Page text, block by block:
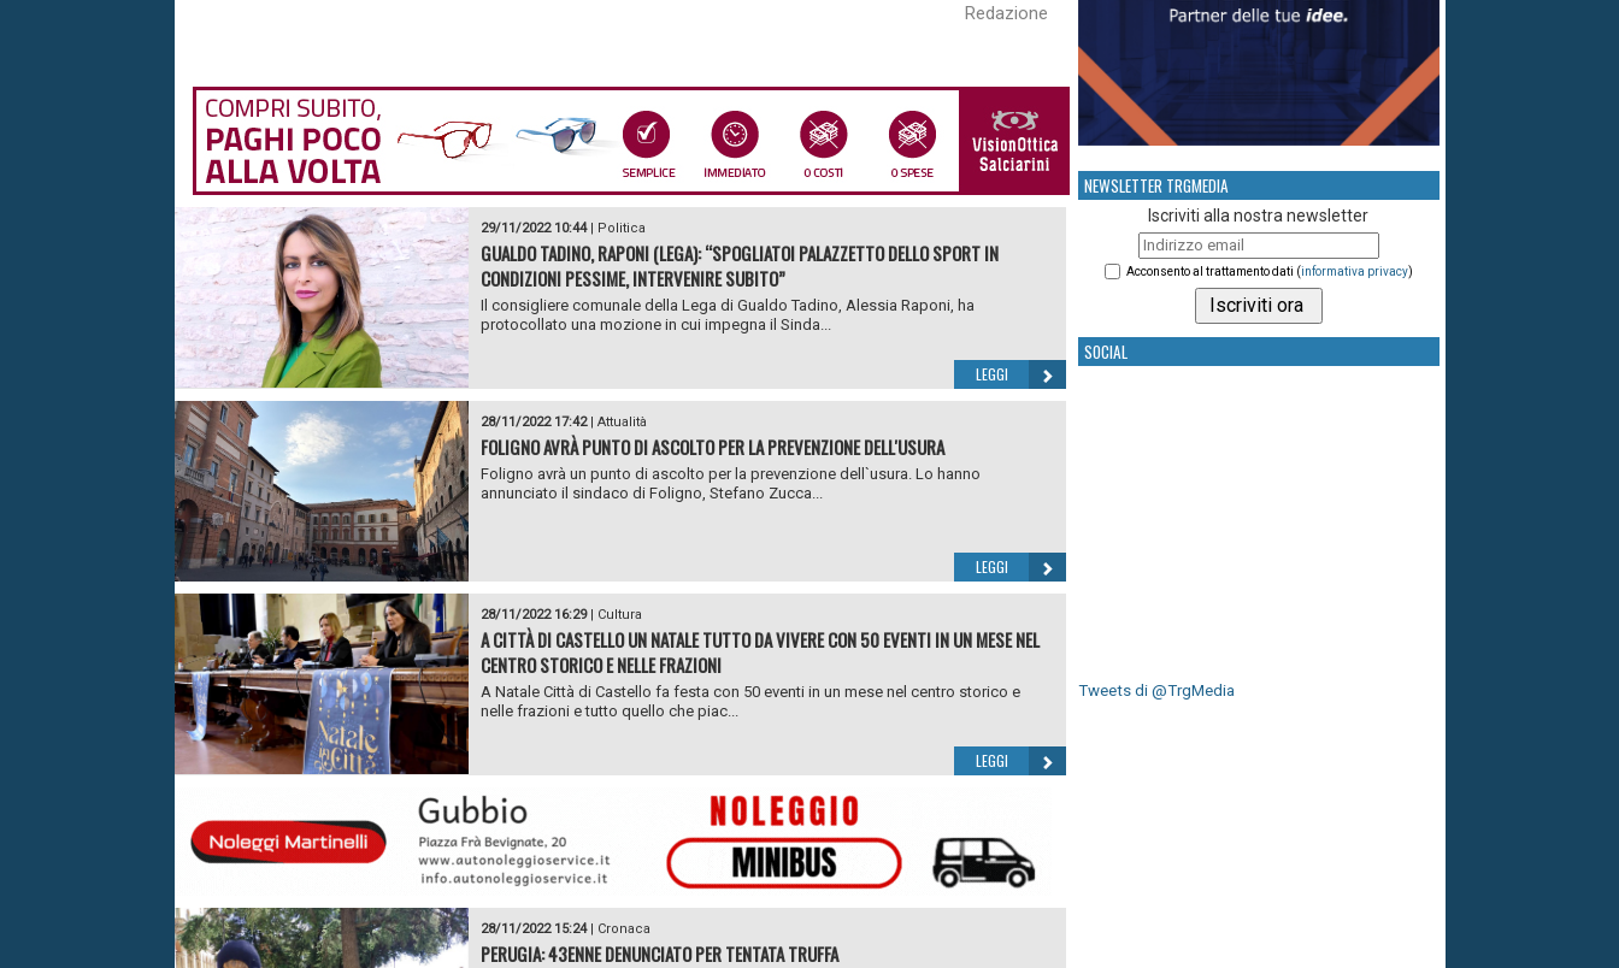
Redazione
29/11/2022 10:44| Politica
GUALDO TADINO, RAPONI (LEGA): “SPOGLIATOI PALAZZETTO DELLO SPORT IN
CONDIZIONI PESSIME, INTERVENIRE SUBITO”
Il consigliere comunale della Lega di Gualdo Tadino, Alessia Raponi, ha
protocollato una mozione in cui impegna il Sinda...
LEGGI
28/11/2022 17:42| Attualità
FOLIGNO AVRÀ PUNTO DI ASCOLTO PER LA PREVENZIONE DELL'USURA
Foligno avrà un punto di ascolto per la prevenzione dell`usura. Lo hanno
annunciato il sindaco di Foligno, Stefano Zucca...
LEGGI
28/11/2022 16:29| Cultura
A CITTÀ DI CASTELLO UN NATALE TUTTO DA VIVERE CON 50 EVENTI IN UN MESE NEL
CENTRO STORICO E NELLE FRAZIONI
A Natale Città di Castello fa festa con 50 eventi in un mese nel centro storico e
nelle frazioni e tutto quello che piac...
LEGGI
28/11/2022 15:24| Cronaca
PERUGIA: 43ENNE DENUNCIATO PER TENTATA TRUFFA
NEWSLETTER TRGMEDIA
Iscriviti alla nostra newsletter
Acconsento al trattamento dati (informativa privacy)
SOCIAL
Tweets di @TrgMedia